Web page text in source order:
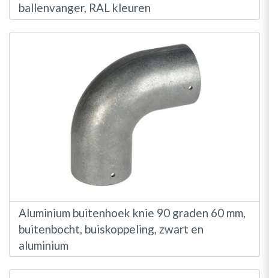
ballenvanger, RAL kleuren
Aluminium buitenhoek knie 90 graden 60 mm,
buitenbocht, buiskoppeling, zwart en
aluminium